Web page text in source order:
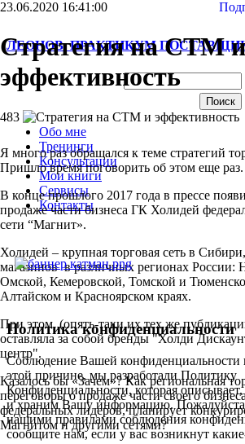
ЛЕОНОВ. ПРАКТИКУМ
Обо мне
Тренинги
Консультации
Мои книги
Сервисы
Контакты
23.06.2020 16:41:00
Стратегия на СТМ и
эффективность
483
Я много раз обращался к теме стратегий
Пришло время поговорить об этом еще раз.
В конце прошлого 2017 года в прессе
продаже части бизнеса ГК Холидей
сети “Магнит».
Холидей – крупная торговая сеть в
магазинов в различных регионах России:
Омской, Кемеровской, Томской и
Алтайском и Красноярском краях.
При этом, (опять-таки их тех же
оставляла за собой бренды "Холди
центр".
Казалось бы «Зачем»? Как региональная
переговоры о продаже части своего
федеральных лидеров, планирует
Магнитом и другими сетями?
Политика конфиденциальности
Соблюдение Вашей конфиденциальности
этой причине, мы разработали Политику
Конфиденциальности, которая
и храним Вашу информацию. Пожалуйста,
нашими правилами соблюдения
сообщите нам, если у вас возникнут